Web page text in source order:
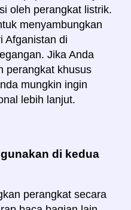
oleh perangkat listrik.
menyambungkan
Afganistan di
Jika Anda
perangkat khusus
mungkin ingin
lebih lanjut.
di kedua
perangkat secara